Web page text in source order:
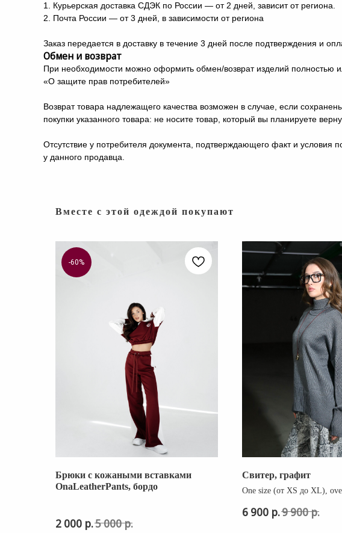
1. Курьерская доставка СДЭК по России — от 2 дней, зависит от региона.
2. Почта России — от 3 дней, в зависимости от региона
Заказ передается в доставку в течение 3 дней после подтверждения и
Обмен и возврат
При необходимости можно оформить обмен/возврат изделий полностью
«О защите прав потребителей»
Возврат товара надлежащего качества возможен в случае, если
покупки указанного товара: не носите товар, который вы планируете
Отсутствие у потребителя документа, подтверждающего факт и условия
у данного продавца.
Вместе с этой одеждой покупают
-60%
Брюки с кожаными вставками
OnaLeatherPants, бордо
2 000 р.5 000 р.
Свитер, графит
One size (от XS до XL),
6 900 р.9 900 р.